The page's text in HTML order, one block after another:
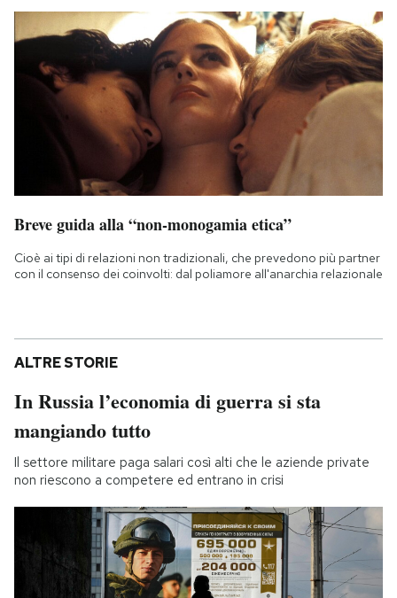
Breve guida alla “non-monogamia etica”
Cioè ai tipi di relazioni non tradizionali, che prevedono più partner
con il consenso dei coinvolti: dal poliamore all'anarchia relazionale
ALTRE STORIE
In Russia l’economia di guerra si sta
mangiando tutto
Il settore militare paga salari così alti che le aziende private
non riescono a competere ed entrano in crisi